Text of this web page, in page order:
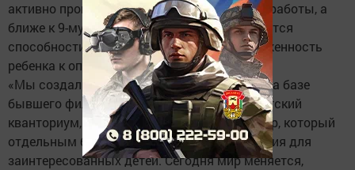
активно проводятся профориентационные работы, а
ближе к 9-му классу более детально изучаются
способности, возможности и предрасположенность
ребенка к определенной профессии.
«Мы создали базовые условия, площадки на базе
бывшего филиала КАИ. Там расположен детский
кванториум, он так же вписан в этот кластер, который
отдельным большим звеном создает условия для
заинтересованных детей. Сегодня мир меняется,